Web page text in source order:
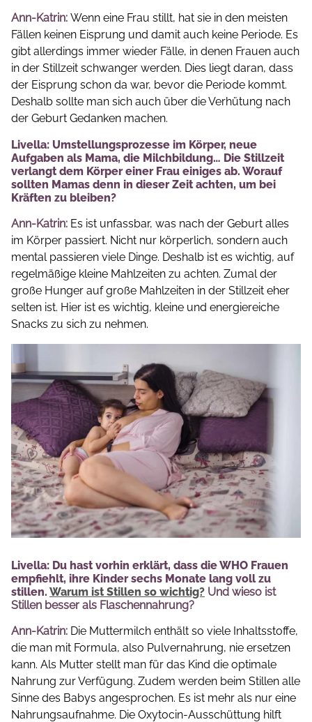
Ann-Katrin: Wenn eine Frau stillt, hat sie in den meisten
Fällen keinen Eisprung und damit auch keine Periode. Es
gibt allerdings immer wieder Fälle, in denen Frauen auch
in der Stillzeit schwanger werden. Dies liegt daran, dass
der Eisprung schon da war, bevor die Periode kommt.
Deshalb sollte man sich auch über die Verhütung nach
der Geburt Gedanken machen.
Livella: Umstellungsprozesse im Körper, neue
Aufgaben als Mama, die Milchbildung… Die Stillzeit
verlangt dem Körper einer Frau einiges ab. Worauf
sollten Mamas denn in dieser Zeit achten, um bei
Kräften zu bleiben?
Ann-Katrin: Es ist unfassbar, was nach der Geburt alles
im Körper passiert. Nicht nur körperlich, sondern auch
mental passieren viele Dinge. Deshalb ist es wichtig, auf
regelmäßige kleine Mahlzeiten zu achten. Zumal der
große Hunger auf große Mahlzeiten in der Stillzeit eher
selten ist. Hier ist es wichtig, kleine und energiereiche
Snacks zu sich zu nehmen.
Livella: Du hast vorhin erklärt, dass die WHO Frauen
empfiehlt, ihre Kinder sechs Monate lang voll zu
stillen. Warum ist Stillen so wichtig? Und wieso ist
Stillen besser als Flaschennahrung?
Ann-Katrin: Die Muttermilch enthält so viele Inhaltsstoffe,
die man mit Formula, also Pulvernahrung, nie ersetzen
kann. Als Mutter stellt man für das Kind die optimale
Nahrung zur Verfügung. Zudem werden beim Stillen alle
Sinne des Babys angesprochen. Es ist mehr als nur eine
Nahrungsaufnahme. Die Oxytocin-Ausschüttung hilft